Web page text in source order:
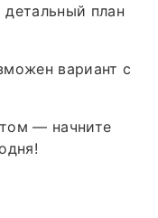
план
вариант с
— начните